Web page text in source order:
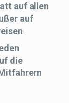
auf allen
auf
die